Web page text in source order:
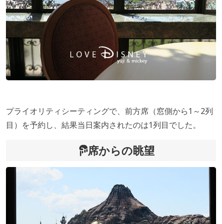
プライオリティシーティングで、前方席（窓側から1～2列
目）を予約し、結果当日案内されたのは1列目でした。
席からの眺望